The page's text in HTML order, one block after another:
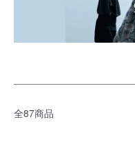
全87商品